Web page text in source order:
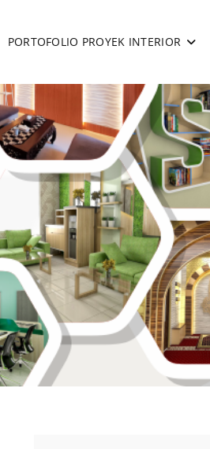
PORTOFOLIO PROYEK INTERIOR